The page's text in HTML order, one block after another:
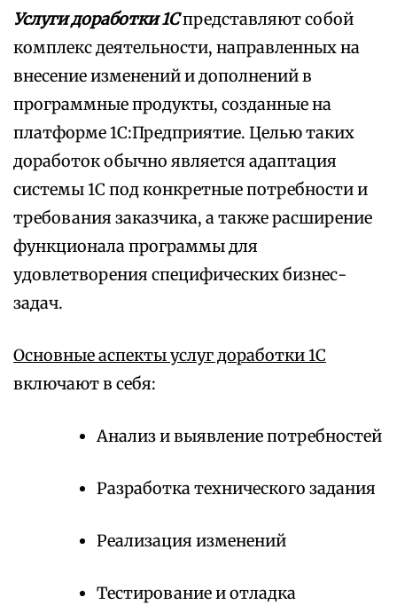
Услуги доработки 1Спредставляют собой
комплекс деятельности, направленных на
внесение изменений и дополнений в
программные продукты, созданные на
платформе 1С:Предприятие. Целью таких
доработок обычно является адаптация
системы 1С под конкретные потребности и
требования заказчика, а также расширение
функционала программы для
удовлетворения специфических бизнес-
задач.
Основные аспекты услуг доработки 1С
включают в себя:
Анализ и выявление потребностей
Разработка технического задания
Реализация изменений
Тестирование и отладка